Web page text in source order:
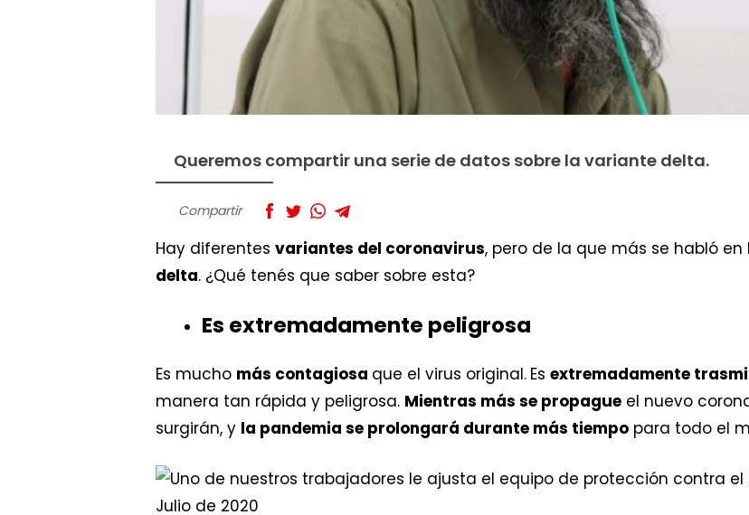
Queremos compartir una serie de datos sobre la variante delta.
Compartir
Hay diferentes variantes del coronavirus, pero de la que más se habló
delta. ¿Qué tenés que saber sobre esta?
Es extremadamente peligrosa
Es mucho más contagiosa que el virus original. Es extremadamente
manera tan rápida y peligrosa. Mientras más se propague el nuevo
surgirán, y la pandemia se prolongará durante más tiempo para todo el